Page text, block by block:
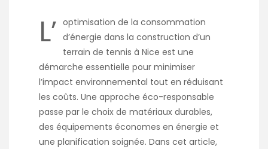
L’ optimisation de la consommation
d’énergie dans la construction d’un
terrain de tennis à Nice est une
démarche essentielle pour minimiser
l’impact environnemental tout en réduisant
les coûts. Une approche éco-responsable
passe par le choix de matériaux durables,
des équipements économes en énergie et
une planification soignée. Dans cet article,